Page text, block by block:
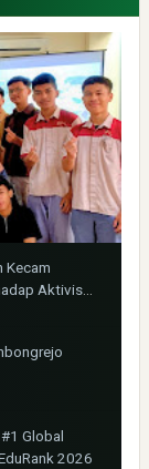
Kecam
Aktivis
Global
2026